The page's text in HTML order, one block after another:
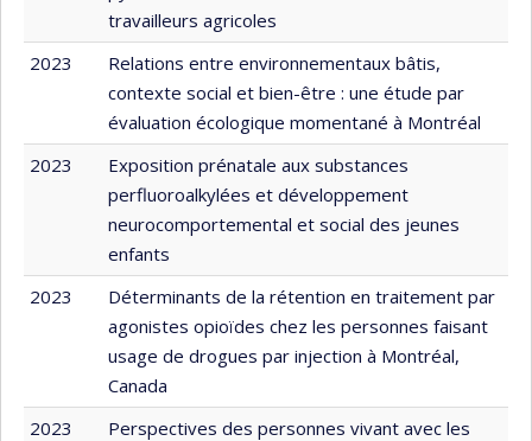
travailleurs agricoles
2023
Relations entre environnementaux bâtis,
contexte social et bien-être : une étude par
évaluation écologique momentané à Montréal
2023
Exposition prénatale aux substances
perfluoroalkylées et développement
neurocomportemental et social des jeunes
enfants
2023
Déterminants de la rétention en traitement par
agonistes opioïdes chez les personnes faisant
usage de drogues par injection à Montréal,
Canada
2023
Perspectives des personnes vivant avec les